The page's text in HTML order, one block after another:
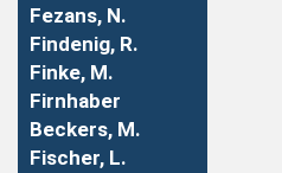
Fezans, N.
Findenig, R.
Finke, M.
Firnhaber
Beckers, M.
Fischer, L.